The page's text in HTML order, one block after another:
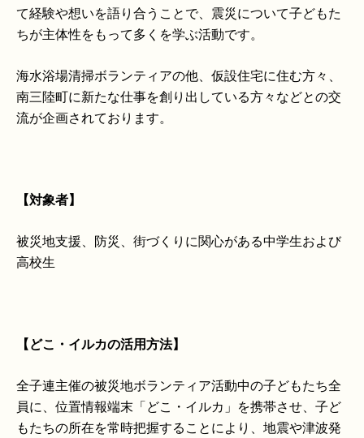
て経験や想いを語り合うことで、震災について子どもた
ちが主体性をもって多くを学ぶ活動です。
海水浴場清掃ボランティアの他、仮設住宅に住む方々、
南三陸町に新たな仕事を創り出している方々などとの交
流が企画されております。
【対象者】
被災地支援、防災、街づくりに関心がある中学生および
高校生
【どこ・イルカの活用方法】
全子連主催の被災地ボランティア活動中の子どもたち全
員に、位置情報端末「どこ・イルカ」を携帯させ、子ど
もたちの所在を常時把握することにより、地震や津波発